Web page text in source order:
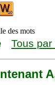
des mots
Tous par